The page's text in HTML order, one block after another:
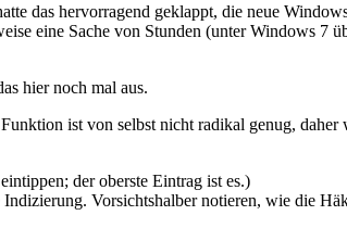
das hervorragend geklappt, die neue
eine Sache von Stunden (unter Windows
hier noch mal aus.
ist von selbst nicht radikal genug,
der oberste Eintrag ist es.)
Vorsichtshalber notieren, wie die